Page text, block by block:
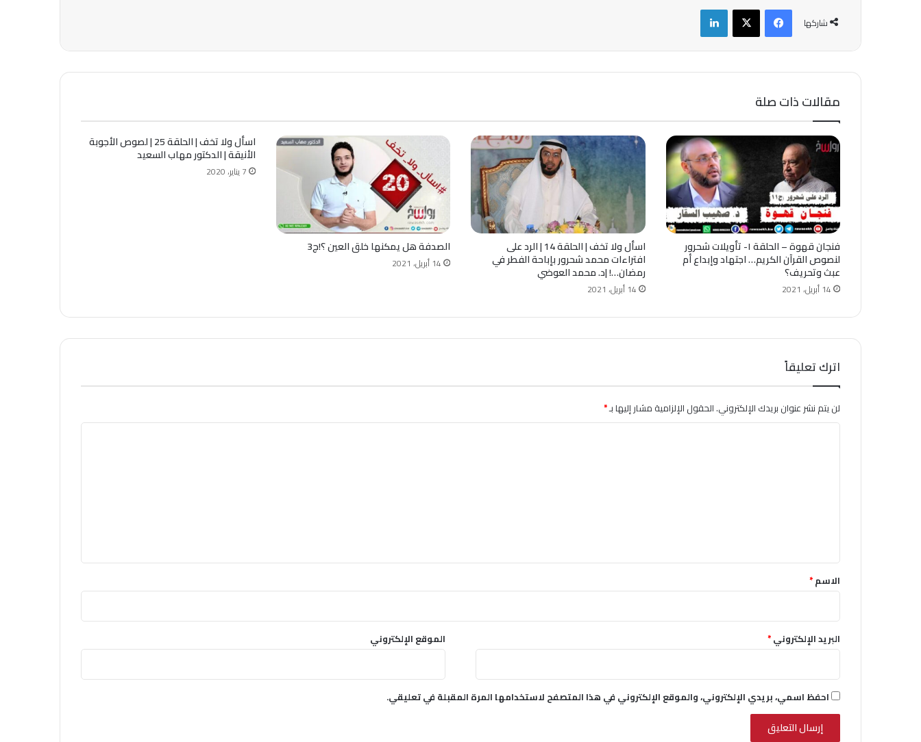
شاركها
فيسبوك
مقالات ذات صلة
فنجان قهوة – الحلقة ١- تأويلات شحرور
لنصوص ‫القرآن الكريم‬… اجتهاد وإبداع أم
عبث وتحريف؟
14 أبريل، 2021
اسأل ولا تخف | الحلقة 14 | الرد على
افتراءات محمد شحرور بإباحة الفطر في
رمضان…! |د. محمد العوضي
14 أبريل، 2021
الصدفة هل يمكنها خلق العين ؟!ج3
14 أبريل، 2021
اسأل ولا تخف | الحلقة 25 | لصوص الأجوبة
الأنيقة | الدكتور مهاب السعيد
7 يناير، 2020
اترك تعليقاً
لن يتم نشر عنوان بريدك الإلكتروني.الحقول الإلزامية مشار إليها بـ*
*الاسم*
البريد الإلكتروني* الموقع الإلكتروني
احفظ اسمي، بريدي الإلكتروني، والموقع الإلكتروني في هذا المتصفح لاستخدامها المرة المقبلة في تعليقي.